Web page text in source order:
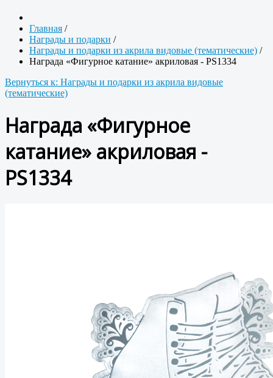
Главная /
Награды и подарки /
Награды и подарки из акрила видовые (тематические) /
Награда «Фигурное катание» акриловая - PS1334
Вернуться к: Награды и подарки из акрила видовые
(тематические)
Награда «Фигурное
катание» акриловая -
PS1334